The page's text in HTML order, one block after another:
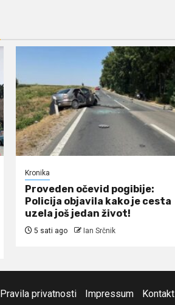
Kronika
Proveden očevid pogibije:
Policija objavila kako je cesta
uzela još jedan život!
5 sati ago Ian Srčnik
Pravila privatnosti Impressum Kontakt